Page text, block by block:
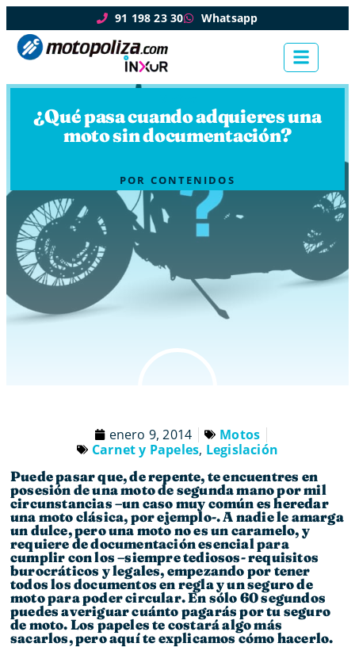
91 198 23 30 Whatsapp
¿Qué pasa cuando adquieres una
moto sin documentación?
POR CONTENIDOS
enero 9, 2014
Motos
Carnet y Papeles, Legislación
Puede pasar que, de repente, te encuentres en
posesión de una moto de segunda mano por mil
circunstancias –un caso muy común es heredar
una moto clásica, por ejemplo-. A nadie le amarga
un dulce, pero una moto no es un caramelo, y
requiere de documentación esencial para
cumplir con los –siempre tediosos- requisitos
burocráticos y legales, empezando por tener
todos los documentos en regla y un seguro de
moto para poder circular. En sólo 60 segundos
puedes averiguar cuánto pagarás por tu seguro
de moto. Los papeles te costará algo más
sacarlos, pero aquí te explicamos cómo hacerlo.